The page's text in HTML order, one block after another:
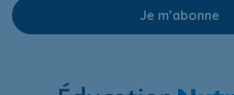
Je m’abonne